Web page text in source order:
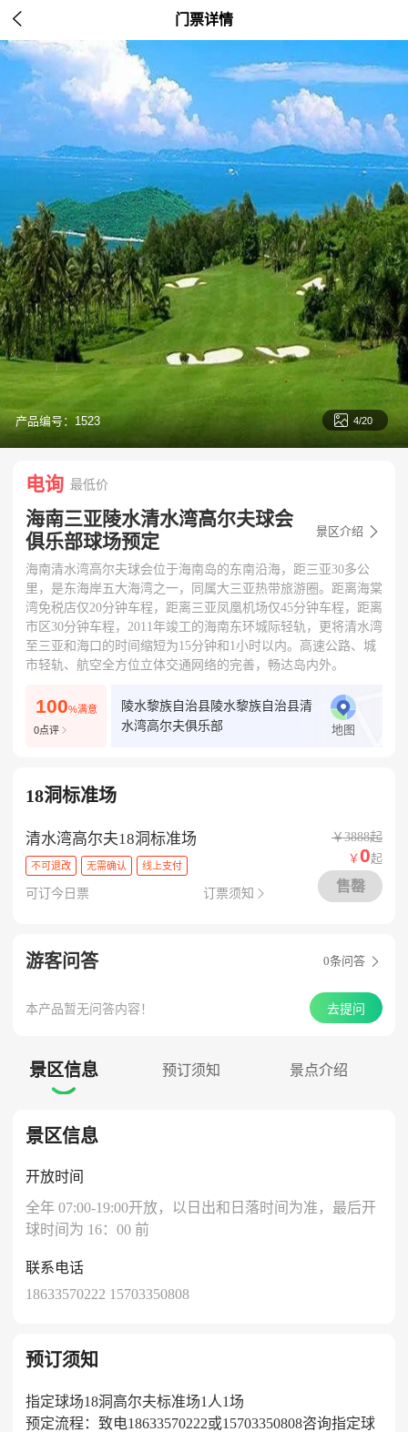
 门票详情
产品编号：1523  5/20
电询 最低价
海南三亚陵水清水湾高尔夫球会
俱乐部球场预定
景区介绍 
海南清水湾高尔夫球会位于海南岛的东南沿海，距三亚30多公
里，是东海岸五大海湾之一，同属大三亚热带旅游圈。距离海棠
湾免税店仅20分钟车程，距离三亚凤凰机场仅45分钟车程，距离
市区30分钟车程，2011年竣工的海南东环城际轻轨，更将清水湾
至三亚和海口的时间缩短为15分钟和1小时以内。高速公路、城
市轻轨、航空全方位立体交通网络的完善，畅达岛内外。
100%满意
0点评 
陵水黎族自治县陵水黎族自治县清
水湾高尔夫俱乐部
地图
18洞标准场
清水湾高尔夫18洞标准场
不可退改 无需确认 线上支付
可订今日票 订票须知 
￥3888起
￥0起
售罄
游客问答 0条问答 
本产品暂无问答内容！ 去提问
景区信息 预订须知 景点介绍

景区信息
开放时间
全年 07:00-19:00开放，以日出和日落时间为准，最后开
球时间为 16：00 前
联系电话
18633570222 15703350808
预订须知
指定球场18洞高尔夫标准场1人1场
预定流程：致电18633570222或15703350808咨询指定球